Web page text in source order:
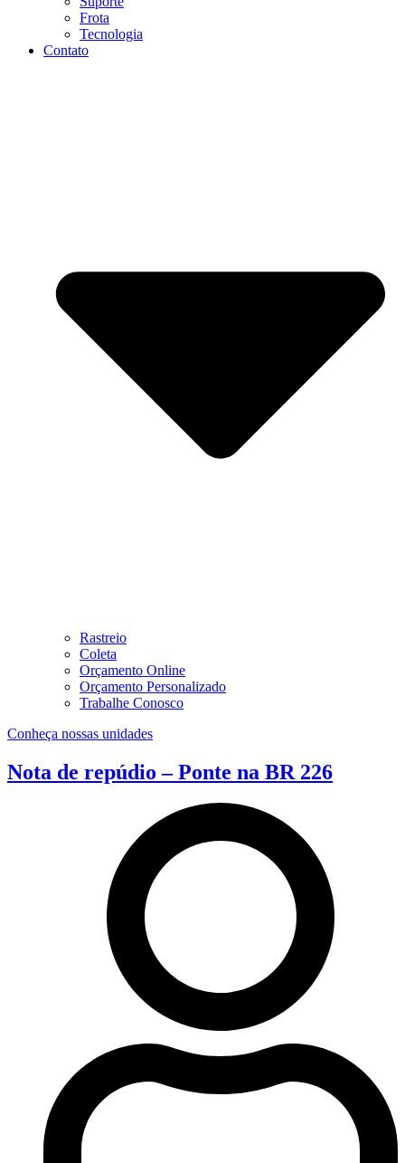
Frota
Tecnologia
Contato
Rastreio
Coleta
Orçamento Online
Orçamento Personalizado
Trabalhe Conosco
Conheça nossas unidades
Nota de repúdio – Ponte na BR 226